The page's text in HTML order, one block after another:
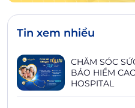
Tin xem nhiều
CHĂM SÓC
BẢO HIỂM
HOSPITAL